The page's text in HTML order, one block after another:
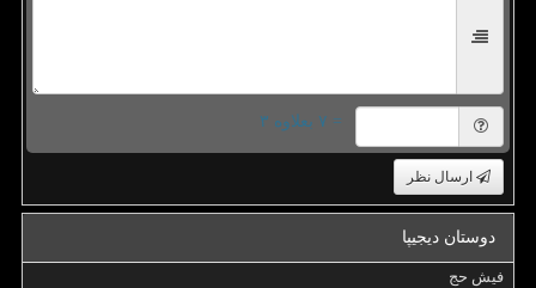
= ۷ بعلاوه ۳
ارسال نظر
دوستان دیجیپا
فیش حج